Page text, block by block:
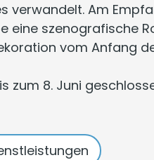
verwandelt. Am
eine szenografische
vom Anfang
zum 8. Juni